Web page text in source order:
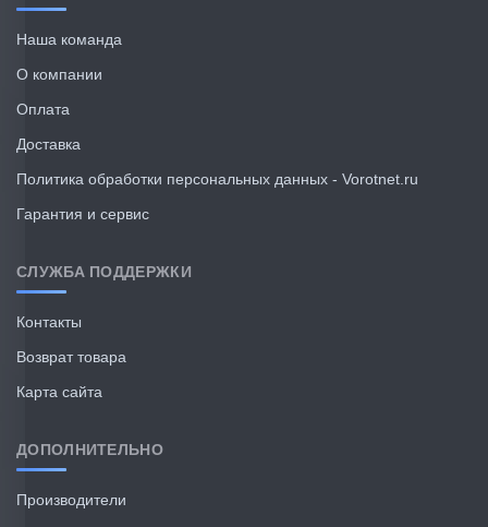
Наша команда
О компании
Оплата
Доставка
Политика обработки персональных данных - Vorotnet.ru
Гарантия и сервис
СЛУЖБА ПОДДЕРЖКИ
Контакты
Возврат товара
Карта сайта
ДОПОЛНИТЕЛЬНО
Производители